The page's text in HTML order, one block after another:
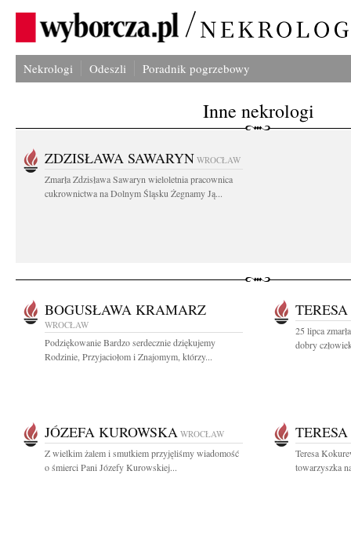
Nekrologi Odeszli Poradnik pogrzebowy
Inne nekrologi
ZDZISŁAWA SAWARYN WROCŁAW
Zmarła Zdzisława Sawaryn wieloletnia pracownica
cukrownictwa na Dolnym Śląsku Żegnamy Ją...
BOGUSŁAWA KRAMARZ
WROCŁAW
Podziękowanie Bardzo serdecznie dziękujemy
Rodzinie, Przyjaciołom i Znajomym, którzy...
25 lipca
dobry
JÓZEFA KUROWSKA WROCŁAW
Z wielkim żalem i smutkiem przyjęliśmy wiadomość
o śmierci Pani Józefy Kurowskiej...
Teresa
towarzyszka